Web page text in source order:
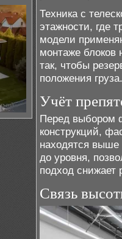
Техника с
этажности, где
модели
монтаже блоков
так, чтобы
положения груза.
Учёт
Перед выбором
конструкций,
находятся выше
до уровня,
подход снижает
Связь